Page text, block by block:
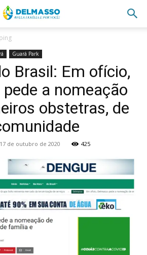
Guará Park
Brasil: Em ofício,
a nomeação
obstetras, de
17 de outubro de 2020 425